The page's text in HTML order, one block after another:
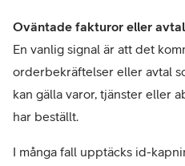
Oväntade fakturor eller
En vanlig signal är att det
orderbekräftelser eller avtal
kan gälla varor, tjänster eller
har beställt.
I många fall upptäcks id-